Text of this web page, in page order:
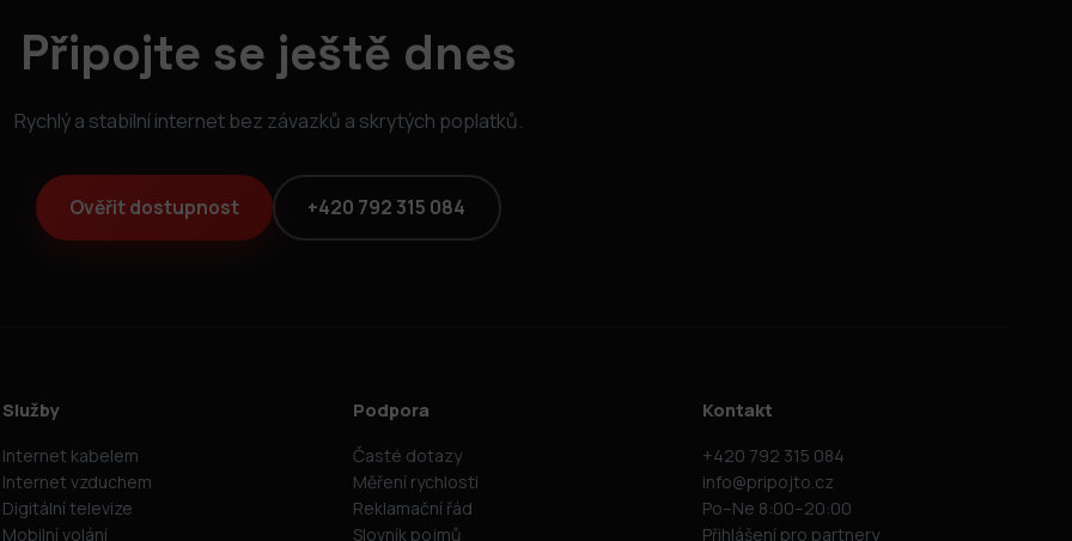
Připojte se ještě dnes
Rychlý a stabilní internet bez závazků a skrytých poplatků.
Ověřit dostupnost +420 792 315 084
Služby
Internet kabelem
Internet vzduchem
Digitální televize
Mobilní volání
Podpora
Časté dotazy
Měření rychlosti
Reklamační řád
Slovník pojmů
Kontakt
+420 792 315 084
info@pripojto.cz
Po–Ne 8:00–20:00
Přihlášení pro partnery